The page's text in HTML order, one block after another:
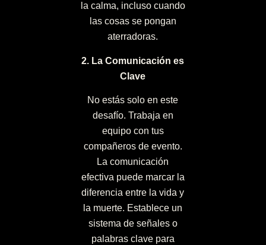
la calma, incluso cuando
las cosas se pongan
aterradoras.
2. La Comunicación es
Clave
No estás solo en este
desafío. Trabaja en
equipo con tus
compañeros de evento.
La comunicación
efectiva puede marcar la
diferencia entre la vida y
la muerte. Establece un
sistema de señales o
palabras clave para